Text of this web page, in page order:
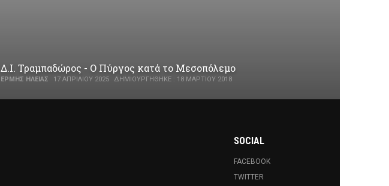
Δ.Ι. Τραμπαδώρος - Ο Πύργος κατά το Μεσοπόλεμο
ΕΡΜΉΣ ΗΛΕΊΑΣ 17 ΑΠΡΙΛΊΟΥ 2025 ΔΗΜΙΟΥΡΓΉΘΗΚΕ : 18 ΜΑΡΤΊΟΥ 2018
SOCIAL
FACEBOOK
TWITTER